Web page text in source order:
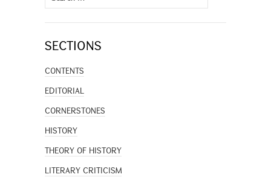
for:
SECTIONS
CONTENTS
EDITORIAL
CORNERSTONES
HISTORY
THEORY OF HISTORY
LITERARY CRITICISM